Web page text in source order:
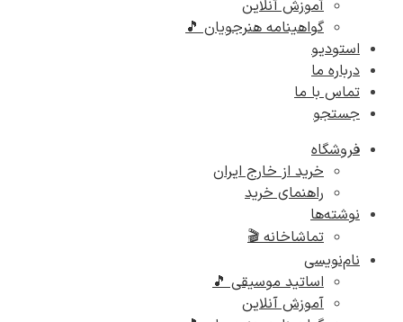
آموزش آنلاین
گواهینامه هنرجویان 🎵
استودیو
درباره ما
تماس با ما
جستجو
فروشگاه
خرید از خارج ایران
راهنمای خرید
نوشته‌ها
تماشاخانه 🎬
نام‌نویسی
اساتید موسیقی 🎵
آموزش آنلاین